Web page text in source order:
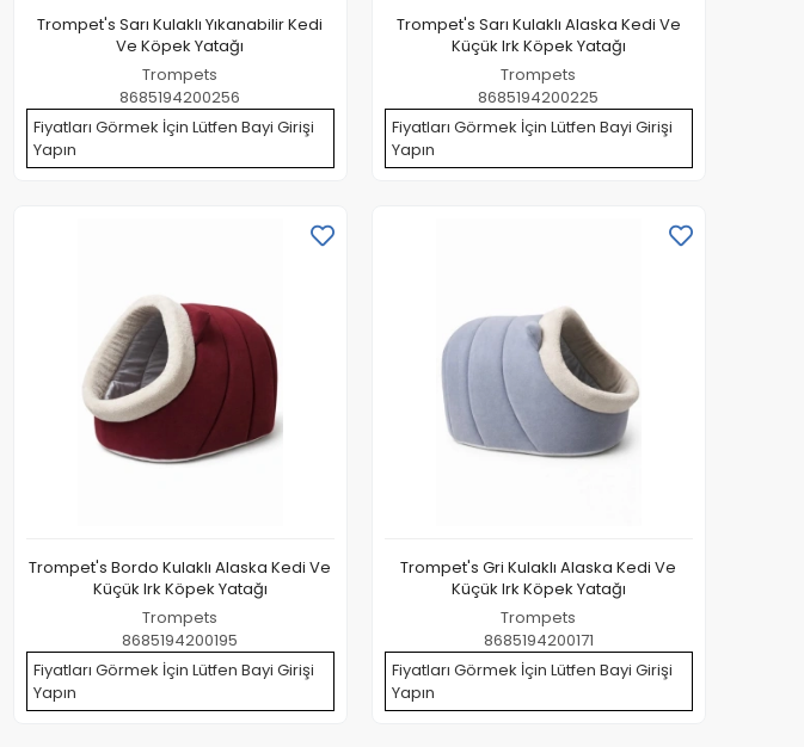
Trompet's Sarı Kulaklı Yıkanabilir Kedi
Ve Köpek Yatağı
Trompets
8685194200256
Fiyatları Görmek İçin Lütfen Bayi Girişi
Yapın
Trompet's Sarı Kulaklı Alaska Kedi Ve
Küçük Irk Köpek Yatağı
Trompets
8685194200225
Fiyatları Görmek İçin Lütfen Bayi Girişi
Yapın
Trompet's Bordo Kulaklı Alaska Kedi Ve
Küçük Irk Köpek Yatağı
Trompets
8685194200195
Fiyatları Görmek İçin Lütfen Bayi Girişi
Yapın
Trompet's Gri Kulaklı Alaska Kedi Ve
Küçük Irk Köpek Yatağı
Trompets
8685194200171
Fiyatları Görmek İçin Lütfen Bayi Girişi
Yapın